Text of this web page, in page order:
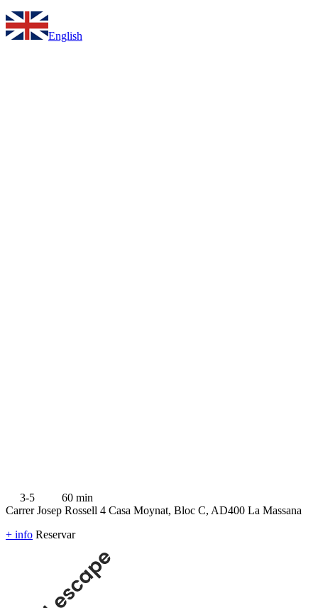
English
3-5
60 min
Carrer Josep Rossell 4 Casa Moynat, Bloc C, AD400 La Massana
+ info Reservar